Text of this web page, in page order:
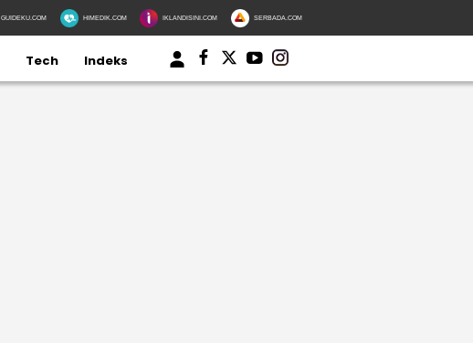
GUIDEKU.COM HIMEDIK.COM IKLANDISINI.COM SERBADA.COM
Tech Indeks